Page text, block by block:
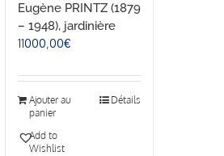
Eugène PRINTZ (1879
– 1948), jardinière
11000,00€
Ajouter au
panier
Détails
Add to
Wishlist